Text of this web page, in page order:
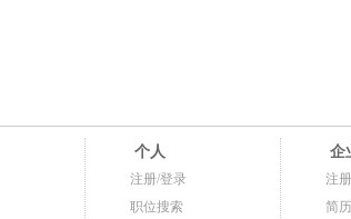
个人
注册/登录
职位搜索
企
注
简